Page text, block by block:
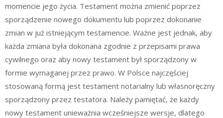
momencie jego życia. Testament można zmienić poprzez
sporządzenie nowego dokumentu lub poprzez dokonanie
zmian w już istniejącym testamencie. Ważne jest jednak, aby
każda zmiana była dokonana zgodnie z przepisami prawa
cywilnego oraz aby nowy testament był sporządzony w
formie wymaganej przez prawo. W Polsce najczęściej
stosowaną formą jest testament notarialny lub własnoręczny
sporządzony przez testatora. Należy pamiętać, że każdy
nowy testament unieważnia wcześniejsze wersje, dlatego